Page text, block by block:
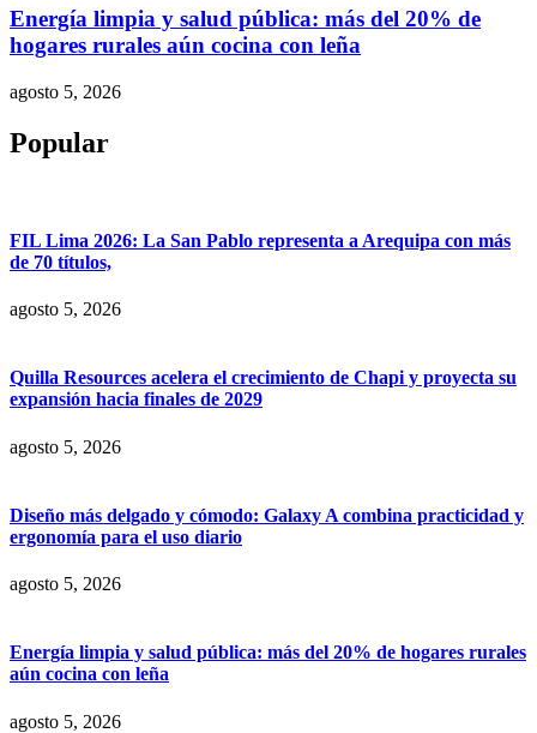
Energía limpia y salud pública: más del 20% de
hogares rurales aún cocina con leña
agosto 5, 2026
Popular
FIL Lima 2026: La San Pablo representa a Arequipa con más
de 70 títulos,
agosto 5, 2026
Quilla Resources acelera el crecimiento de Chapi y proyecta su
expansión hacia finales de 2029
agosto 5, 2026
Diseño más delgado y cómodo: Galaxy A combina practicidad y
ergonomía para el uso diario
agosto 5, 2026
Energía limpia y salud pública: más del 20% de hogares rurales
aún cocina con leña
agosto 5, 2026